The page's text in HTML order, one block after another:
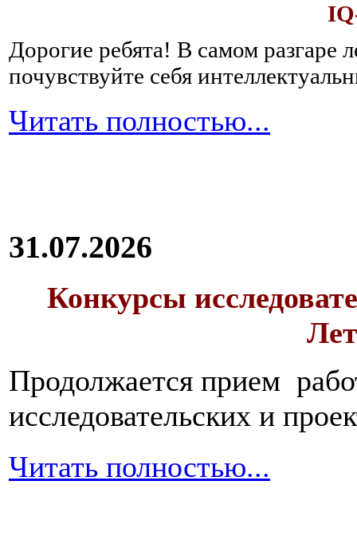
Дорогие ребята! В самом разгаре
почувствуйте себя
Читать полностью...
31.07.2026
Конкурсы
Продолжается прием
исследовательских и
Читать полностью...